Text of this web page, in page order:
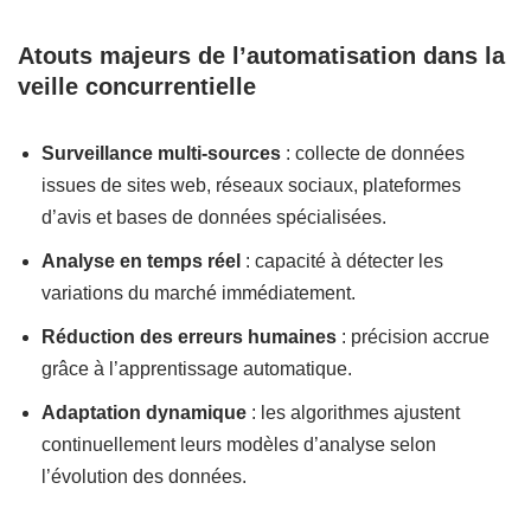
Atouts majeurs de l’automatisation dans la
veille concurrentielle
Surveillance multi-sources : collecte de données
issues de sites web, réseaux sociaux, plateformes
d’avis et bases de données spécialisées.
Analyse en temps réel : capacité à détecter les
variations du marché immédiatement.
Réduction des erreurs humaines : précision accrue
grâce à l’apprentissage automatique.
Adaptation dynamique : les algorithmes ajustent
continuellement leurs modèles d’analyse selon
l’évolution des données.